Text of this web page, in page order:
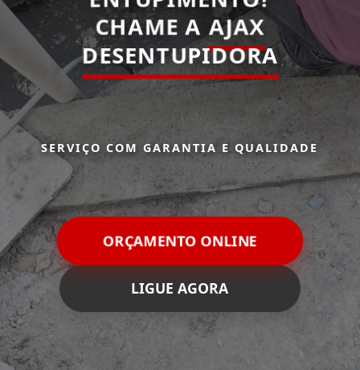
CHAME A AJAX
DESENTUPIDORA
SERVIÇO COM GARANTIA E QUALIDADE
ORÇAMENTO ONLINE
LIGUE AGORA